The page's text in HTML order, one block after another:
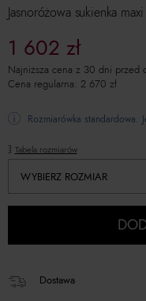
Jasnoróżowa sukienka maxi
1 602 zł
Najniższa cena z 30 dni przed
Cena regularna: 2 670 zł
Rozmiarówka standardowa.
Tabela rozmiarów
WYBIERZ ROZMIAR
Dostawa